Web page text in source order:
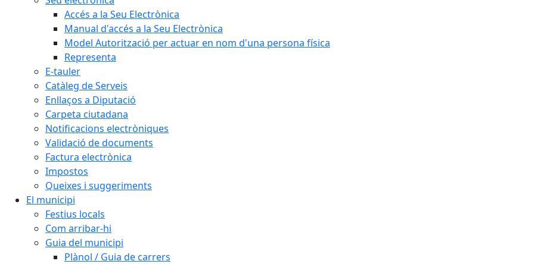
Accés a la Seu Electrònica
Manual d'accés a la Seu Electrònica
Model Autorització per actuar en nom d'una persona física
Representa
E-tauler
Catàleg de Serveis
Enllaços a Diputació
Carpeta ciutadana
Notificacions electròniques
Validació de documents
Factura electrònica
Impostos
Queixes i suggeriments
El municipi
Festius locals
Com arribar-hi
Guia del municipi
Plànol / Guia de carrers